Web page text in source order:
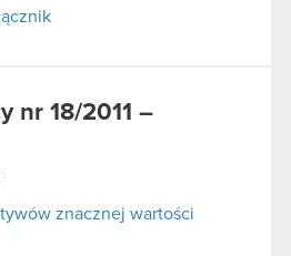
nr 18/2011 –
znacznej wartości